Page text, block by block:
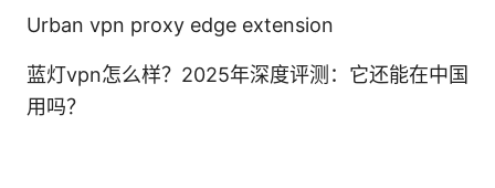
Urban vpn proxy edge extension
蓝灯vpn怎么样？2025年深度评测：它还能在中国
用吗？